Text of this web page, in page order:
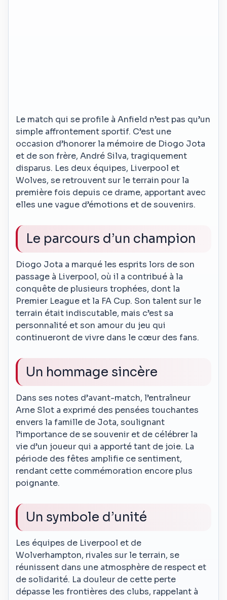
Le match qui se profile à Anfield n’est pas qu’un
simple affrontement sportif. C’est une
occasion d’honorer la mémoire de Diogo Jota
et de son frère, André Silva, tragiquement
disparus. Les deux équipes, Liverpool et
Wolves, se retrouvent sur le terrain pour la
première fois depuis ce drame, apportant avec
elles une vague d’émotions et de souvenirs.
Le parcours d’un champion
Diogo Jota a marqué les esprits lors de son
passage à Liverpool, où il a contribué à la
conquête de plusieurs trophées, dont la
Premier League et la FA Cup. Son talent sur le
terrain était indiscutable, mais c’est sa
personnalité et son amour du jeu qui
continueront de vivre dans le cœur des fans.
Un hommage sincère
Dans ses notes d’avant-match, l’entraîneur
Arne Slot a exprimé des pensées touchantes
envers la famille de Jota, soulignant
l’importance de se souvenir et de célébrer la
vie d’un joueur qui a apporté tant de joie. La
période des fêtes amplifie ce sentiment,
rendant cette commémoration encore plus
poignante.
Un symbole d’unité
Les équipes de Liverpool et de
Wolverhampton, rivales sur le terrain, se
réunissent dans une atmosphère de respect et
de solidarité. La douleur de cette perte
dépasse les frontières des clubs, rappelant à